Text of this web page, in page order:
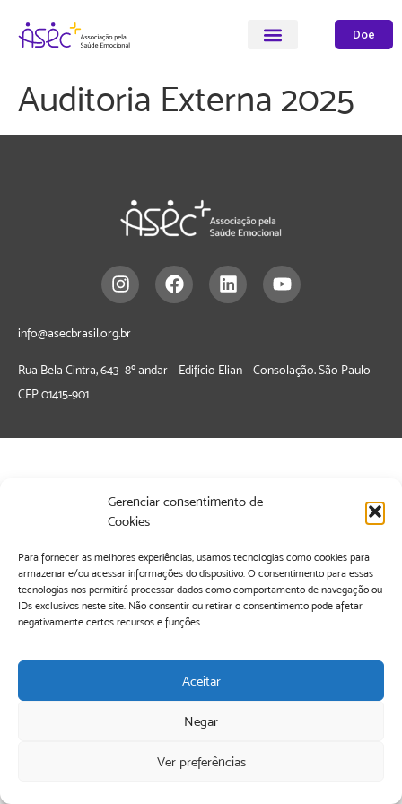
Gerenciar consentimento de
Cookies
Para fornecer as melhores experiências, usamos tecnologias como cookies para
armazenar e/ou acessar informações do dispositivo. O consentimento para essas
tecnologias nos permitirá processar dados como comportamento de navegação ou
IDs exclusivos neste site. Não consentir ou retirar o consentimento pode afetar
negativamente certos recursos e funções.
Aceitar
Negar
Ver preferências
Doe
Auditoria Externa 2025
info@asecbrasil.org.br
Rua Bela Cintra, 643- 8º andar – Edifício Elian – Consolação. São Paulo –
CEP01415-901